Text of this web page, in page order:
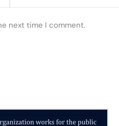
next time I comment.